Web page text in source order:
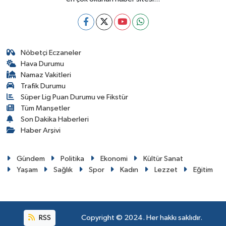
Nöbetçi Eczaneler
Hava Durumu
Namaz Vakitleri
Trafik Durumu
Süper Lig Puan Durumu ve Fikstür
Tüm Manşetler
Son Dakika Haberleri
Haber Arşivi
Gündem Politika Ekonomi
Kültür Sanat
Yaşam
Sağlık Spor Kadın Lezzet Eğitim
RSS Copyright © 2024. Her hakkı saklıdır.